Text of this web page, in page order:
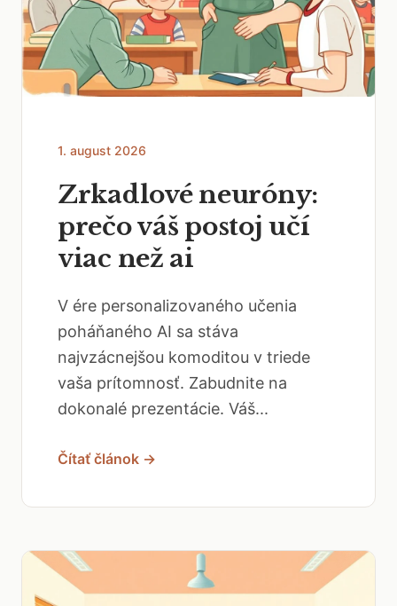
1. august 2026
Zrkadlové neuróny:
prečo váš postoj učí
viac než ai
V ére personalizovaného učenia
poháňaného AI sa stáva
najvzácnejšou komoditou v triede
vaša prítomnosť. Zabudnite na
dokonalé prezentácie. Váš...
Čítať článok →